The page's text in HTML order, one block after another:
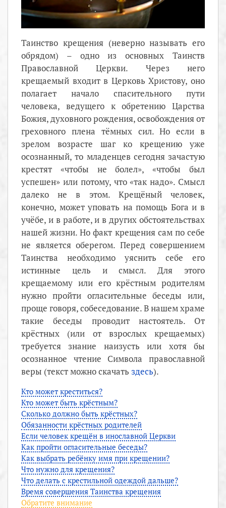
Таинство крещения (неверно называть его
обрядом) – одно из основных Таинств
Православной Церкви. Через него
крещаемый входит в Церковь Христову, оно
полагает начало спасительного пути
человека, ведущего к обретению Царства
Божия, духовного рождения, освобождения от
греховного плена тёмных сил. Но если в
зрелом возрасте шаг ко крещению уже
осознанный, то младенцев сегодня зачастую
крестят «чтобы не болел», «чтобы был
успешен» или потому, что «так надо». Смысл
далеко не в этом. Крещёный человек,
конечно, может уповать на помощь Бога и в
учёбе, и в работе, и в других обстоятельствах
нашей жизни. Но факт крещения сам по себе
не является оберегом. Перед совершением
Таинства необходимо уяснить себе его
истинные цель и смысл. Для этого
крещаемому или его крёстным родителям
нужно пройти огласительные беседы или,
проще говоря, собеседование. В нашем храме
такие беседы проводит настоятель. От
крёстных (или от взрослых крещаемых)
требуется знание наизусть или хотя бы
осознанное чтение Символа православной
веры (текст можно скачать здесь).
Кто может креститься?
Кто может быть крёстным?
Сколько должно быть крёстных?
Обязанности крёстных родителей
Если человек крещён в инославной Церкви
Как пройти огласительные беседы?
Как выбрать ребёнку имя при крещении?
Что нужно для крещения?
Что делать с крестильной одеждой дальше?
Время совершения Таинства крещения
Обратите внимание